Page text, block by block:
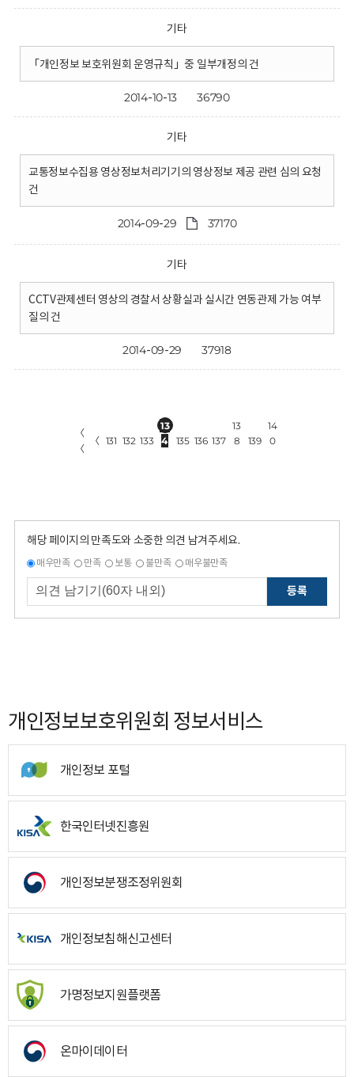
기타
「개인정보 보호위원회 운영규칙」중 일부개정의 건
2014-10-13 36790
기타
교통정보수집용 영상정보처리기기의 영상정보 제공 관련 심의 요청
건
2014-09-29 37170
기타
CCTV관제센터 영상의 경찰서 상황실과 실시간 연동관제 가능 여부
질의 건
2014-09-29 37918
〈
〈
〈 131 132 133
13
4
135 136 137
13
8
139
14
0
해당 페이지의 만족도와 소중한 의견 남겨주세요.
매우만족 만족 보통 불만족 매우불만족
등록
개인정보보호위원회 정보서비스
개인정보 포털
한국인터넷진흥원
개인정보분쟁조정위원회
개인정보침해신고센터
가명정보지원플랫폼
온마이데이터